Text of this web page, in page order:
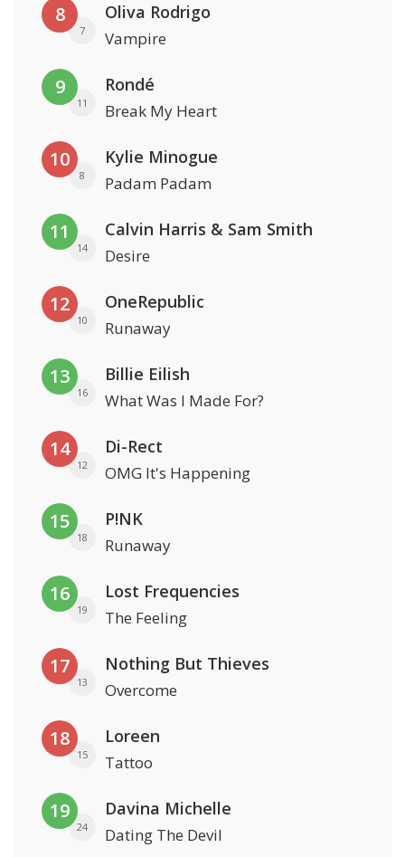
8
7
Oliva Rodrigo
Vampire
9
11
Rondé
Break My Heart
10
8
Kylie Minogue
Padam Padam
11
14
Calvin Harris & Sam Smith
Desire
12
10
OneRepublic
Runaway
13
16
Billie Eilish
What Was I Made For?
14
12
Di-Rect
OMG It's Happening
15
18
P!NK
Runaway
16
19
Lost Frequencies
The Feeling
17
13
Nothing But Thieves
Overcome
18
15
Loreen
Tattoo
19
24
Davina Michelle
Dating The Devil